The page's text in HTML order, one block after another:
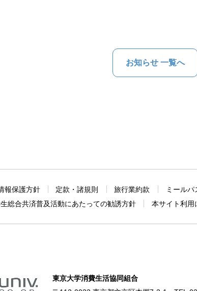
お知らせ 一覧へ
報保護方針 定款・諸規則 旅行業約款 ミール
総合共済普及活動にあたっての勧誘方針 本サイト利用
東京大学消費生活協同組合